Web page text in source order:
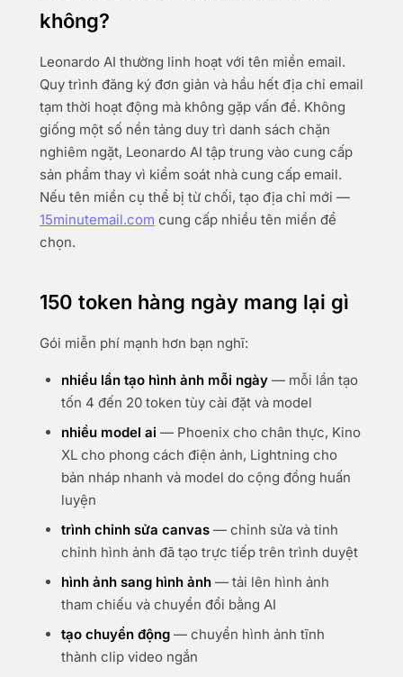
không?
Leonardo AI thường linh hoạt với tên miền email.
Quy trình đăng ký đơn giản và hầu hết địa chỉ email
tạm thời hoạt động mà không gặp vấn đề. Không
giống một số nền tảng duy trì danh sách chặn
nghiêm ngặt, Leonardo AI tập trung vào cung cấp
sản phẩm thay vì kiểm soát nhà cung cấp email.
Nếu tên miền cụ thể bị từ chối, tạo địa chỉ mới —
15minutemail.com cung cấp nhiều tên miền để
chọn.
150 token hàng ngày mang lại gì
Gói miễn phí mạnh hơn bạn nghĩ:
nhiều lần tạo hình ảnh mỗi ngày — mỗi lần tạo
tốn 4 đến 20 token tùy cài đặt và model
nhiều model ai — Phoenix cho chân thực, Kino
XL cho phong cách điện ảnh, Lightning cho
bản nháp nhanh và model do cộng đồng huấn
luyện
trình chỉnh sửa canvas — chỉnh sửa và tinh
chỉnh hình ảnh đã tạo trực tiếp trên trình duyệt
hình ảnh sang hình ảnh — tải lên hình ảnh
tham chiếu và chuyển đổi bằng AI
tạo chuyển động — chuyển hình ảnh tĩnh
thành clip video ngắn